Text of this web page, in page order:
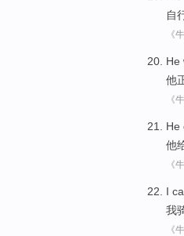
自
《
He
他
《
He
他
《
I
我
《